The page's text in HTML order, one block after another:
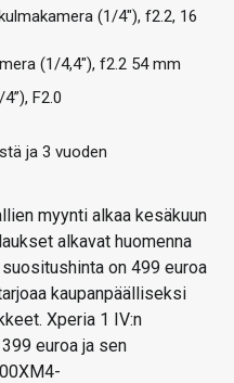
(1/4″), f2.2, 16
(1/4,4″), f2.2 54 mm
F2.0
ja 3 vuoden
myynti alkaa kesäkuun
alkavat huomenna
on 499 euroa
kaupanpäälliseksi
Xperia 1 IV:n
euroa ja sen